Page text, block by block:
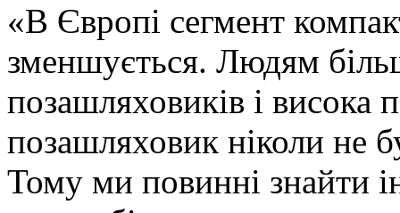
«В Європі сегмент
зменшується. Людям
позашляховиків і висока
позашляховик ніколи не
Тому ми повинні знайти